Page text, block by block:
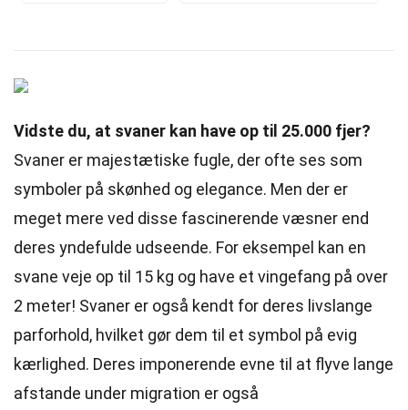
Vidste du, at svaner kan have op til 25.000 fjer?
Svaner er majestætiske fugle, der ofte ses som
symboler på skønhed og elegance. Men der er
meget mere ved disse fascinerende væsner end
deres yndefulde udseende. For eksempel kan en
svane veje op til 15 kg og have et vingefang på over
2 meter! Svaner er også kendt for deres livslange
parforhold, hvilket gør dem til et symbol på evig
kærlighed. Deres imponerende evne til at flyve lange
afstande under migration er også